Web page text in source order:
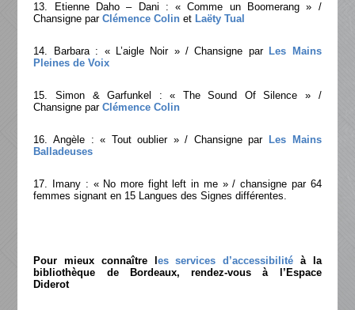
13. Etienne Daho – Dani : « Comme un Boomerang » /
Chansigne parClémence Colin et Laëty Tual
14. Barbara : « L’aigle Noir » / Chansigne par Les Mains
Pleines de Voix
15. Simon & Garfunkel : « The Sound Of Silence » /
Chansigne parClémence Colin
16. Angèle : « Tout oublier » / Chansigne par Les Mains
Balladeuses
17. Imany : « No more fight left in me » / chansigne par 64
femmes signant en 15 Langues des Signes différentes.
Pour mieux connaître l es services d’accessibilité à la
bibliothèque de Bordeaux, rendez-vous à l’Espace
Diderot